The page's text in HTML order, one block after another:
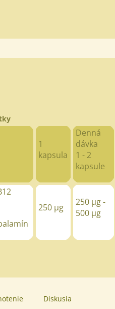
1
kapsula
Denná
dávka
1 - 2
kapsule
250 µg 250 µg -
500 µg
Diskusia